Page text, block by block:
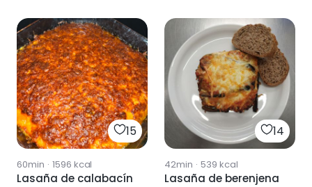
15
60min · 1596 kcal
Lasaña de calabacín
14
42min · 539 kcal
Lasaña de berenjena